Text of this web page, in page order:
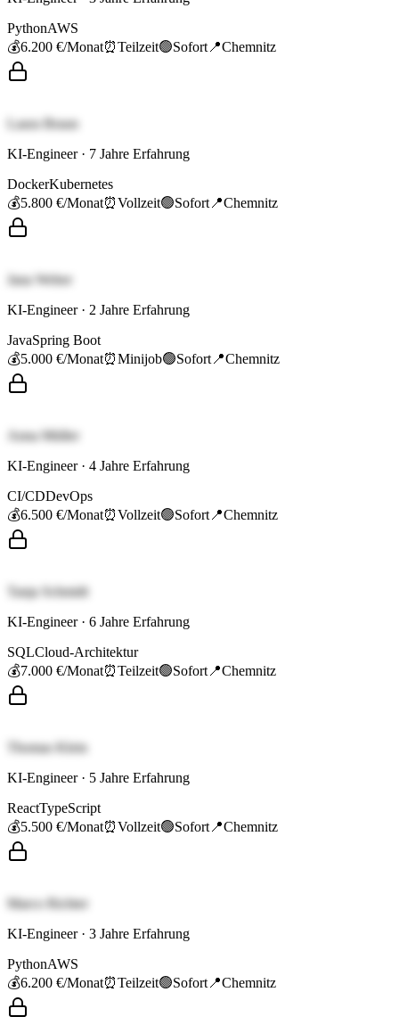
PythonAWS
💰6.200 €/Monat⏰Teilzeit🟢Sofort 📍Chemnitz
Laura Braun
KI-Engineer· 7 Jahre Erfahrung
DockerKubernetes
💰5.800 €/Monat⏰Vollzeit🟢Sofort 📍Chemnitz
Jana Weber
KI-Engineer· 2 Jahre Erfahrung
JavaSpring Boot
💰5.000 €/Monat⏰Minijob🟢Sofort 📍Chemnitz
Anna Müller
KI-Engineer· 4 Jahre Erfahrung
CI/CDDevOps
💰6.500 €/Monat⏰Vollzeit🟢Sofort 📍Chemnitz
Tanja Schmidt
KI-Engineer· 6 Jahre Erfahrung
SQLCloud-Architektur
💰7.000 €/Monat⏰Teilzeit🟢Sofort 📍Chemnitz
Thomas Klein
KI-Engineer· 5 Jahre Erfahrung
ReactTypeScript
💰5.500 €/Monat⏰Vollzeit🟢Sofort 📍Chemnitz
Marco Richter
KI-Engineer· 3 Jahre Erfahrung
PythonAWS
💰6.200 €/Monat⏰Teilzeit🟢Sofort 📍Chemnitz